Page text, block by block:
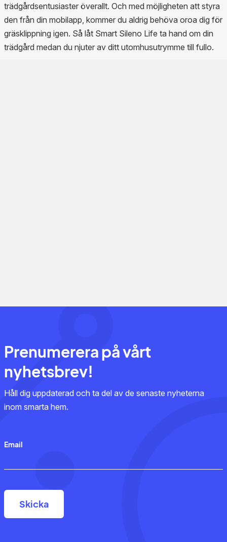
trädgårdsentusiaster överallt. Och med möjligheten att styra
den från din mobilapp, kommer du aldrig behöva oroa dig för
gräsklippning igen. Så låt Smart Sileno Life ta hand om din
trädgård medan du njuter av ditt utomhusutrymme till fullo.
Prenumerera på vårt
nyhetsbrev!
Håll dig uppdaterad och ta del av de senaste nyheterna
inom smarta hem.
Email